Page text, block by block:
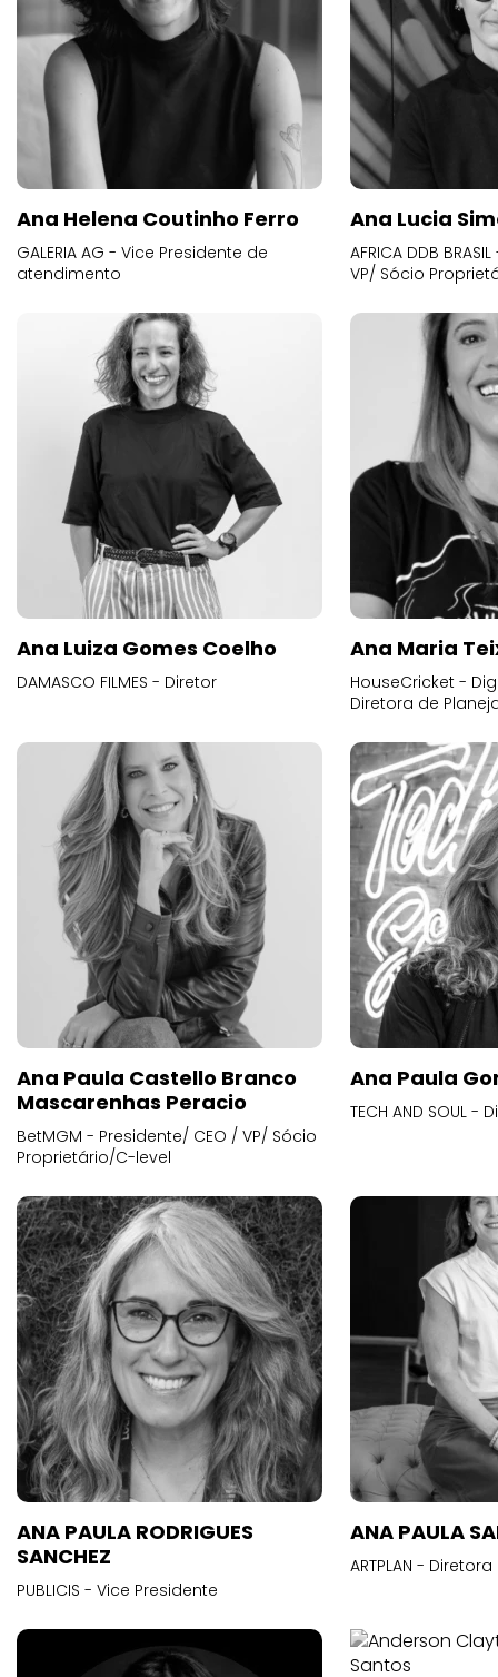
Ana Helena Coutinho Ferro
GALERIA AG - Vice Presidente de
atendimento
Ana Lucia
AFRICA DDB
VP/ Sócio
Ana Luiza Gomes Coelho
DAMASCO FILMES - Diretor
Ana Maria
HouseCricket -
Diretora de
Ana Paula Castello Branco
Mascarenhas Peracio
BetMGM - Presidente/ CEO / VP/ Sócio
Proprietário/C-level
Ana Paula
TECH AND SOUL
ANA PAULA RODRIGUES
SANCHEZ
PUBLICIS - Vice Presidente
ANA PAULA
ARTPLAN -